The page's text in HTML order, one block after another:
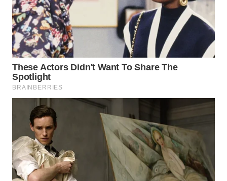
WN
TAPANULI
TENGAH
WN DELI
SERDANG
WN
TEBING
TINGGI
WN
PAKPAK
WN